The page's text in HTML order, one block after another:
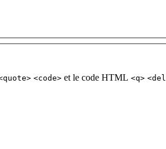
<code> et le code HTML <q>